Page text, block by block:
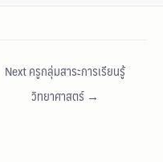
Next ครูกลุ่มสาระการเรียนรู้
วิทยาศาสตร์ →